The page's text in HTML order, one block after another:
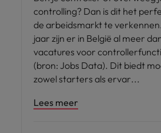
controlling? Dan is dit het
de arbeidsmarkt te
jaar zijn er in België al meer
vacatures voor
(bron: Jobs Data). Dit biedt
zowel starters als ervar
Lees meer